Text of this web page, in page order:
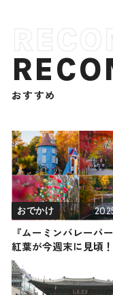
おすすめ
おでかけ
『ムーミンバレーパ
紅葉が今週末に見頃
世界と鮮やかな紅葉
だす非日常空間へ出か
/ 埼玉県飯能市